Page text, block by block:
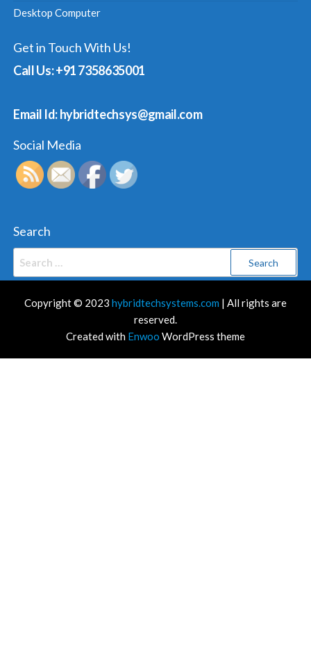
Desktop Computer
Get in Touch With Us!
Call Us: +91 7358635001
Email Id: hybridtechsys@gmail.com
Social Media
Search
Copyright © 2023 hybridtechsystems.com | All rights are
reserved.
Created with Enwoo WordPress theme